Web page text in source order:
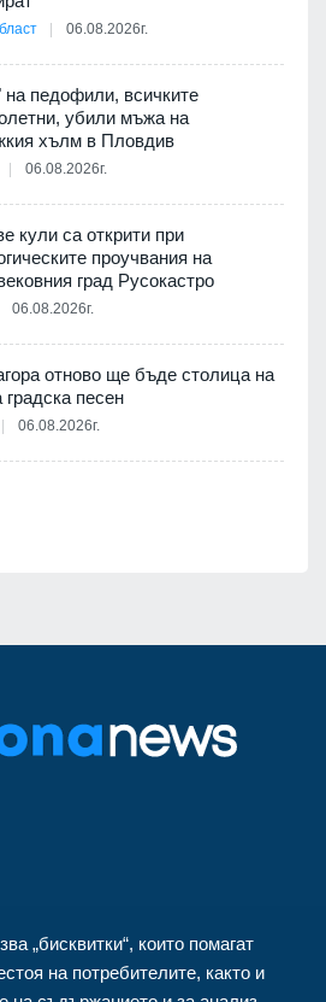
06.08.2026г.
на педофили, всичките
убили мъжа на
хълм в Пловдив
06.08.2026г.
кули са открити при
проучвания на
град Русокастро
06.08.2026г.
отново ще бъде столица на
градска песен
06.08.2026г.
„бисквитки“, които помагат
на потребителите, както и